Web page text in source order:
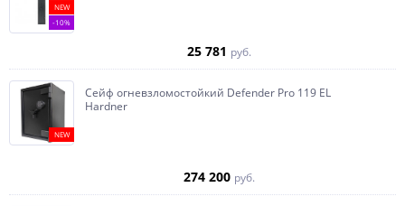
NEW
-10%
25 781 руб.
NEW
Сейф огневзломостойкий Defender Pro 119 EL
Hardner
274 200 руб.